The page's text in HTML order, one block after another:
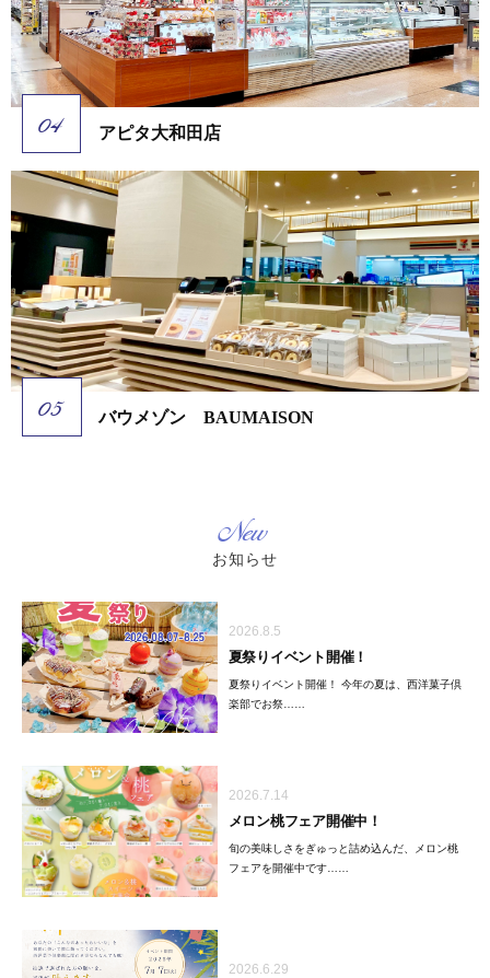
アピタ大和田店
バウメゾン BAUMAISON
New
お知らせ
2026.8.5
夏祭りイベント開催！
夏祭りイベント開催！ 今年の夏は、西洋菓子倶
楽部でお祭……
2026.7.14
メロン桃フェア開催中！
旬の美味しさをぎゅっと詰め込んだ、メロン桃
フェアを開催中です……
2026.6.29